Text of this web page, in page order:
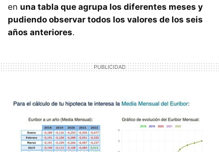
en una tabla que agrupa los diferentes meses y
pudiendo observar todos los valores de los seis
años anteriores.